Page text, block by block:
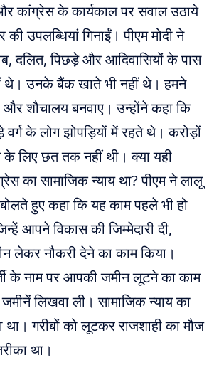
कांग्रेस के कार्यकाल पर सवाल उठाये
उपलब्धियां गिनाईं। पीएम मोदी ने
दलित, पिछड़े और आदिवासियों के पास
थे। उनके बैंक खाते भी नहीं थे। हमने
शौचालय बनवाए। उन्होंने कहा कि
वर्ग के लोग झोपड़ियों में रहते थे। करोड़ों
के लिए छत तक नहीं थी। क्या यही
का सामाजिक न्याय था? पीएम ने लालू
बोलते हुए कहा कि यह काम पहले भी हो
आपने विकास की जिम्मेदारी दी,
लेकर नौकरी देने का काम किया।
के नाम पर आपकी जमीन लूटने का काम
जमीनें लिखवा ली। सामाजिक न्याय का
था। गरीबों को लूटकर राजशाही का मौज
था।